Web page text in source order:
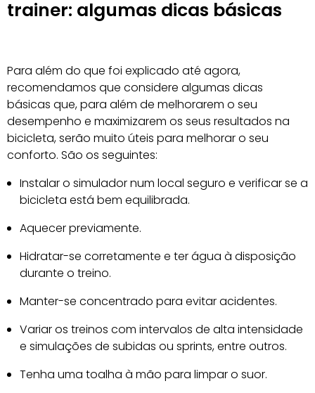
trainer: algumas dicas básicas
Para além do que foi explicado até agora,
recomendamos que considere algumas dicas
básicas que, para além de melhorarem o seu
desempenho e maximizarem os seus resultados na
bicicleta, serão muito úteis para melhorar o seu
conforto. São os seguintes:
Instalar o simulador num local seguro e verificar se a
bicicleta está bem equilibrada.
Aquecer previamente.
Hidratar-se corretamente e ter água à disposição
durante o treino.
Manter-se concentrado para evitar acidentes.
Variar os treinos com intervalos de alta intensidade
e simulações de subidas ou sprints, entre outros.
Tenha uma toalha à mão para limpar o suor.